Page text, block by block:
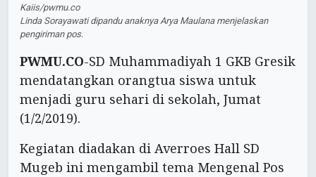
Kaiis/pwmu.co
Linda Sorayawati dipandu anaknya Arya Maulana menjelaskan
pengiriman pos.
PWMU.CO-SD Muhammadiyah 1 GKB Gresik
mendatangkan orangtua siswa untuk
menjadi guru sehari di sekolah, Jumat
(1/2/2019).
Kegiatan diadakan di Averroes Hall SD
Mugeb ini mengambil tema Mengenal Pos